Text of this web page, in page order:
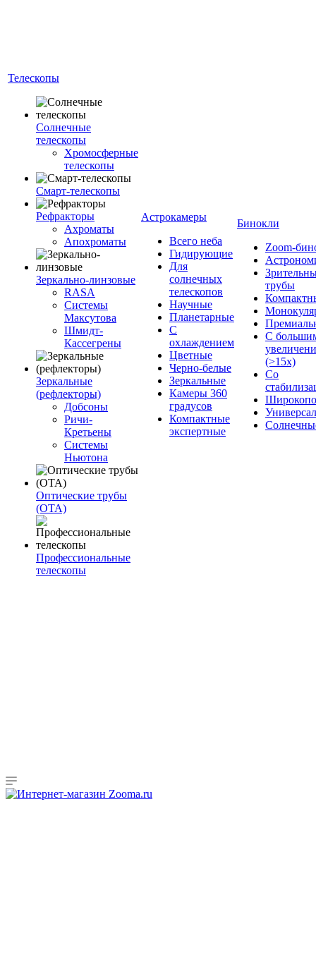
Телескопы
Солнечные
телескопы
Хромосферные
телескопы
Смарт-телескопы
Рефракторы
Ахроматы
Апохроматы
Зеркально-линзовые
RASA
Системы
Максутова
Шмидт-
Кассегрены
Зеркальные
(рефлекторы)
Добсоны
Ричи-
Кретьены
Системы
Ньютона
Оптические трубы
(OTA)
Профессиональные
телескопы
Астрокамеры
Всего неба
Гидирующие
Для
солнечных
телескопов
Научные
Планетарные
С
охлаждением
Цветные
Черно-белые
Зеркальные
Камеры 360
градусов
Компактные
экспертные
Бинокли
Zoom-
трубы
С
(>15x)
Со